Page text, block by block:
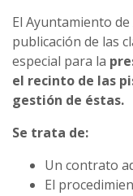
El Ayuntamiento
publicación de las
especial para la
el recinto de las
gestión de éstas.
Se trata de:
Un contrato
El